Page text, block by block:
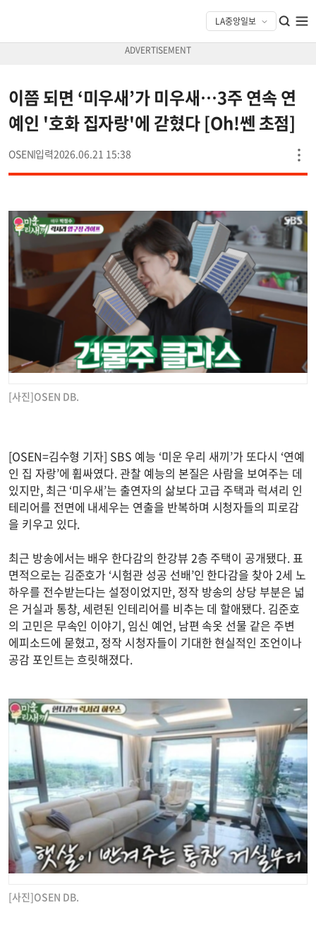
이쯤 되면 ‘미우새’가 미우새…3주 연속 연
예인 '호화 집자랑'에 갇혔다 [Oh!쎈 초점]
OSEN 2026.06.21 15:38
[사진]OSEN DB.
[OSEN=김수형 기자] SBS 예능 ‘미운 우리 새끼’가 또다시 ‘연예
인 집 자랑’에 휩싸였다. 관찰 예능의 본질은 사람을 보여주는 데
있지만, 최근 ‘미우새’는 출연자의 삶보다 고급 주택과 럭셔리 인
테리어를 전면에 내세우는 연출을 반복하며 시청자들의 피로감
을 키우고 있다.
최근 방송에서는 배우 한다감의 한강뷰 2층 주택이 공개됐다. 표
면적으로는 김준호가 ‘시험관 성공 선배’인 한다감을 찾아 2세 노
하우를 전수받는다는 설정이었지만, 정작 방송의 상당 부분은 넓
은 거실과 통창, 세련된 인테리어를 비추는 데 할애됐다. 김준호
의 고민은 무속인 이야기, 임신 예언, 남편 속옷 선물 같은 주변
에피소드에 묻혔고, 정작 시청자들이 기대한 현실적인 조언이나
공감 포인트는 흐릿해졌다.
[사진]OSEN DB.